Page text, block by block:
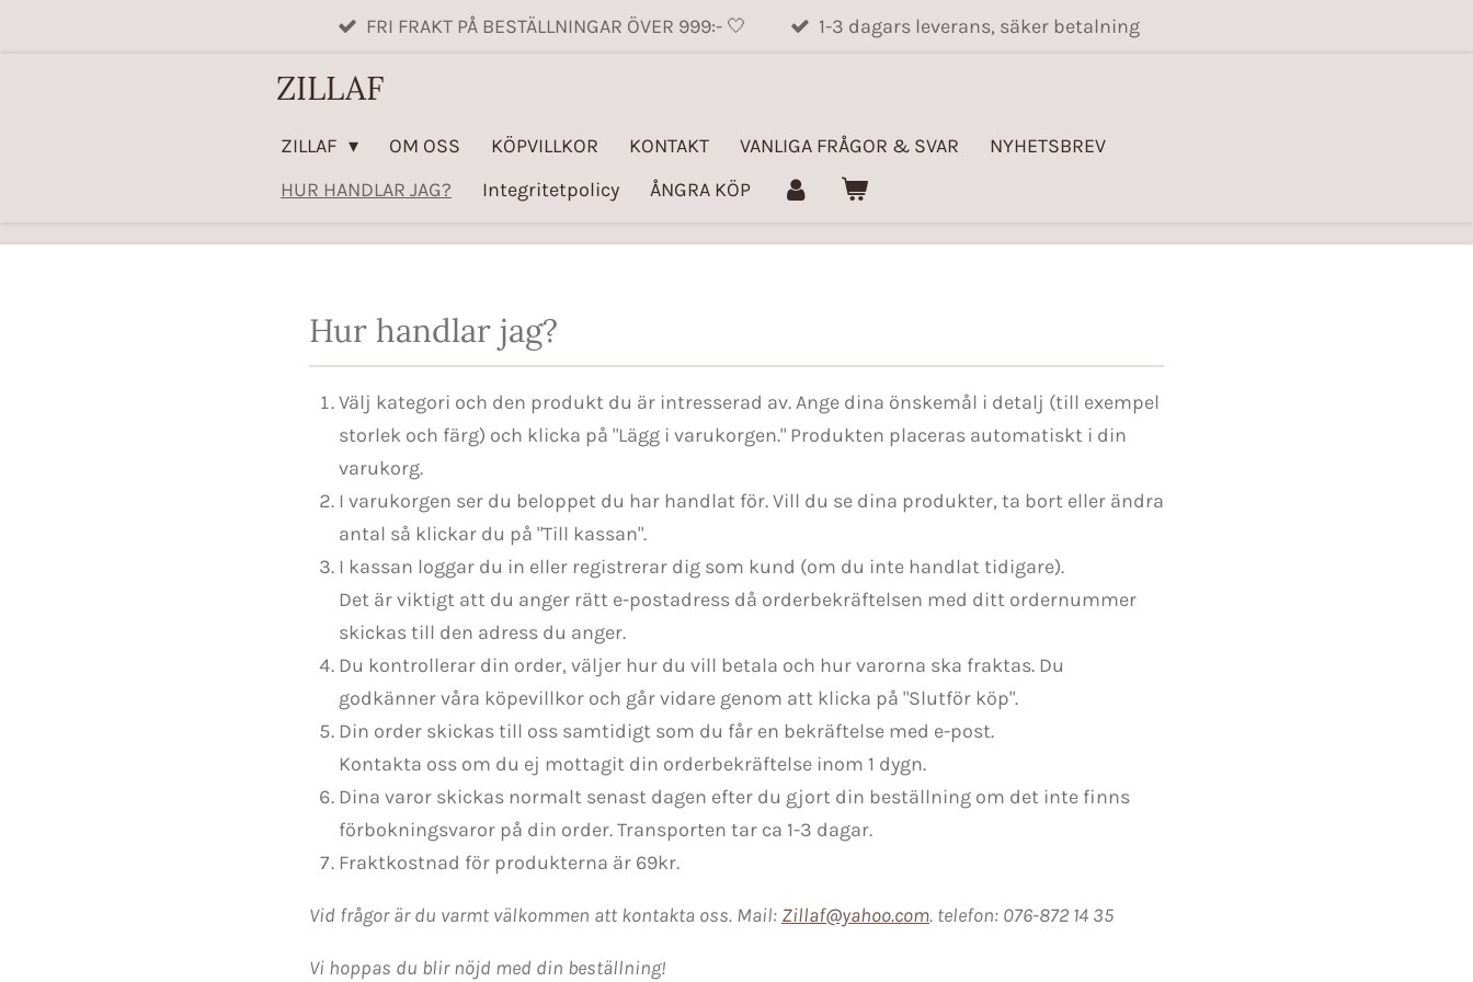
FRI FRAKT PÅ BESTÄLLNINGAR ÖVER 999:- 🤍 1-3 dagars leverans, säker betalning
ZILLAF
ZILLAF OM OSS KÖPVILLKOR KONTAKT VANLIGA FRÅGOR & SVAR
NYHETSBREV
HUR HANDLAR JAG?
Integritetpolicy ÅNGRA KÖP
Hur handlar jag?
Välj kategori och den produkt du är intresserad av. Ange dina önskemål i detalj (till exempel
storlek och färg) och klicka på "Lägg i varukorgen." Produkten placeras automatiskt i din
varukorg.
I varukorgen ser du beloppet du har handlat för. Vill du se dina produkter, ta bort eller ändra
antal så klickar du på "Till kassan".
I kassan loggar du in eller registrerar dig som kund (om du inte handlat tidigare).
Det är viktigt att du anger rätt e-postadress då orderbekräftelsen med ditt ordernummer
skickas till den adress du anger.
Du kontrollerar din order, väljer hur du vill betala och hur varorna ska fraktas. Du
godkänner våra köpevillkor och går vidare genom att klicka på "Slutför köp".
Din order skickas till oss samtidigt som du får en bekräftelse med e-post.
Kontakta oss om du ej mottagit din orderbekräftelse inom 1 dygn.
Dina varor skickas normalt senast dagen efter du gjort din beställning om det inte finns
förbokningsvaror på din order. Transporten tar ca 1-3 dagar.
Fraktkostnad för produkterna är 69kr.
Vid frågor är du varmt välkommen att kontakta oss. Mail: Zillaf@yahoo.com. telefon: 076-872 14 35
Vi hoppas du blir nöjd med din beställning!